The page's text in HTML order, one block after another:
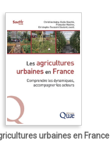
urbaines en France